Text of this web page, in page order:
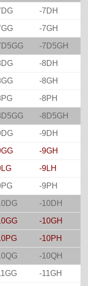
-7DH
-7GH
-7D5GH
-8DH
-8GH
-8PH
-8D5GH
-9DH
-9GH
-9LH
-9PH
-10DH
-10GH
-10PH
-10QH
-11GH